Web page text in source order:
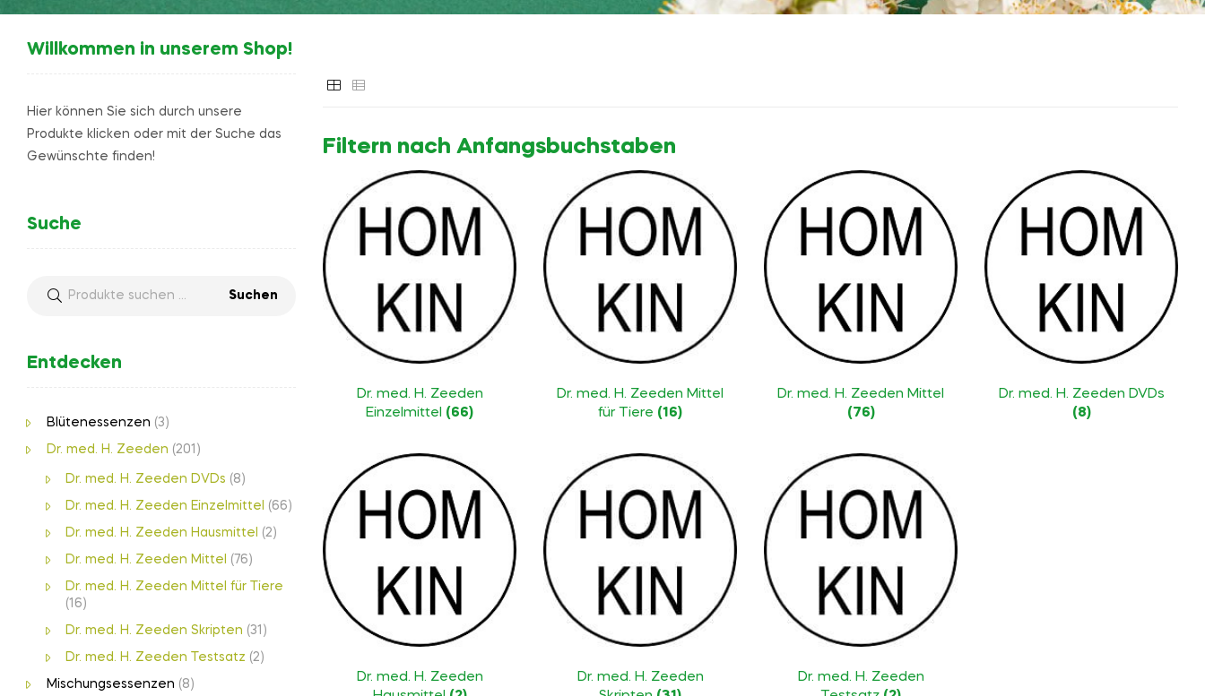
Filtern nach Anfangsbuchstaben
Dr. med. H. Zeeden
Einzelmittel (66)
Dr. med. H. Zeeden Mittel
für Tiere (16)
Dr. med. H. Zeeden Mittel
(76)
Dr. med. H. Zeeden DVDs
(8)
Dr. med. H. Zeeden
Dr. med. H. Zeeden
Dr. med. H. Zeeden
Willkommen in unserem Shop!
Hier können Sie sich durch unsere
Produkte klicken oder mit der Suche das
Gewünschte finden!
Suche
Suchen
Entdecken
Blütenessenzen (3)
Dr. med. H. Zeeden (201)
Dr. med. H. Zeeden DVDs (8)
Dr. med. H. Zeeden Einzelmittel (66)
Dr. med. H. Zeeden Hausmittel (2)
Dr. med. H. Zeeden Mittel (76)
Dr. med. H. Zeeden Mittel für Tiere
(16)
Dr. med. H. Zeeden Skripten (31)
Dr. med. H. Zeeden Testsatz (2)
Mischungsessenzen (8)